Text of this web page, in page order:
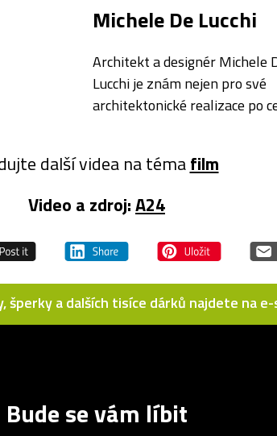
Michele De Lucchi
Architekt a designér Michele
Lucchi je znám nejen pro své
architektonické realizace po
produktem je lampa Tolomeo
další videa na témafilm
Video a zdroj:A24
a dalších tisíce dárků najdete na
Bude se vám líbit